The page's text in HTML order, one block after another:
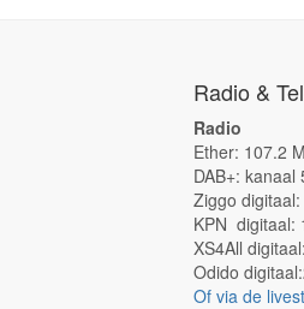
Radio &
Radio
Ether: 107.2
DAB+: kanaal
Ziggo
KPN digitaal:
XS4All
Odido
Of via de